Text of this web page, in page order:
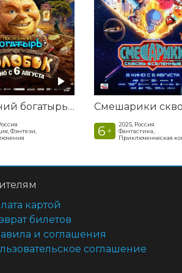
Последний богатырь. Колобок
Фэнтези,
6 +
2025, Россия
Фантастика,
Приключенческая
картой
билетов
и соглашения
соглашение